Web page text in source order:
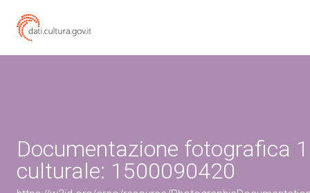
Documentazione fotografica
culturale: 1500090420